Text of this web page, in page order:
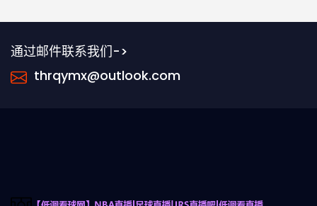
通过邮件联系我们->
thrqymx@outlook.com